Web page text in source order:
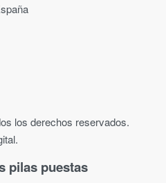
los derechos reservados.
pilas puestas